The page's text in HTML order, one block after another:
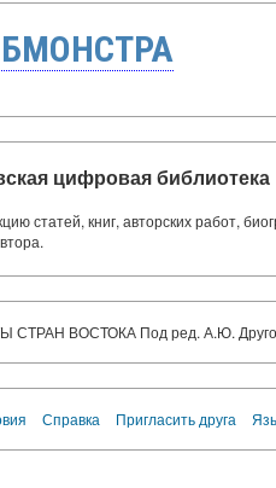
цифровая библиотека
статей, книг, авторских работ,
СТРАН ВОСТОКА Под ред. А.Ю.
Справка Пригласить друга